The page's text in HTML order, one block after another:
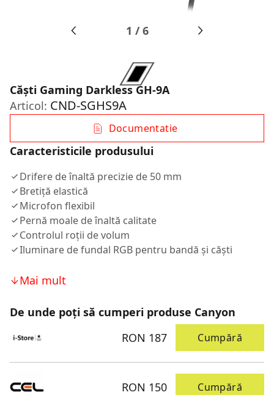
1 /6
Căști Gaming Darkless GH-9A
Articol: CND-SGHS9A
Documentatie
Caracteristicile produsului
Drifere de înaltă precizie de 50 mm
Bretiță elastică
Microfon flexibil
Pernă moale de înaltă calitate
Controlul roții de volum
Iluminare de fundal RGB pentru bandă și căști
Mai mult
De unde poți să cumperi produse Canyon
RON 187
Cumpără
RON 150 Cumpără